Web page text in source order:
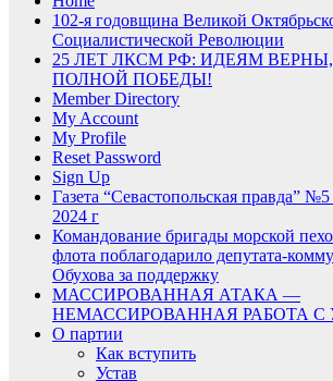
102-я годовщина Великой
Социалистической Революции
25 ЛЕТ ЛКСМ РФ: ИДЕЯМ
ПОЛНОЙ ПОБЕДЫ!
Member Directory
My Account
My Profile
Reset Password
Sign Up
Газета “Севастопольская правда”
2024 г
Командование бригады морской
флота поблагодарило депутата-
Обухова за поддержку
МАССИРОВАННАЯ АТАКА —
НЕМАССИРОВАННАЯ РАБОТА
О партии
Как вступить
Устав